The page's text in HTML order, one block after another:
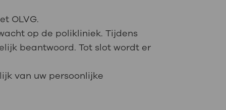
OLVG.
op de polikliniek. Tijdens
beantwoord. Tot slot wordt er
van uw persoonlijke